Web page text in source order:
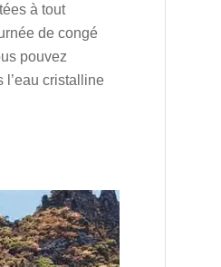
à tout
de congé
pouvez
l’eau cristalline